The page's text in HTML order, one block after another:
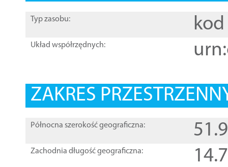
Typ zasobu: kod
Układ współrzędnych:
ZAKRES
Północna szerokość geograficzna:
Zachodnia długość geograficzna: